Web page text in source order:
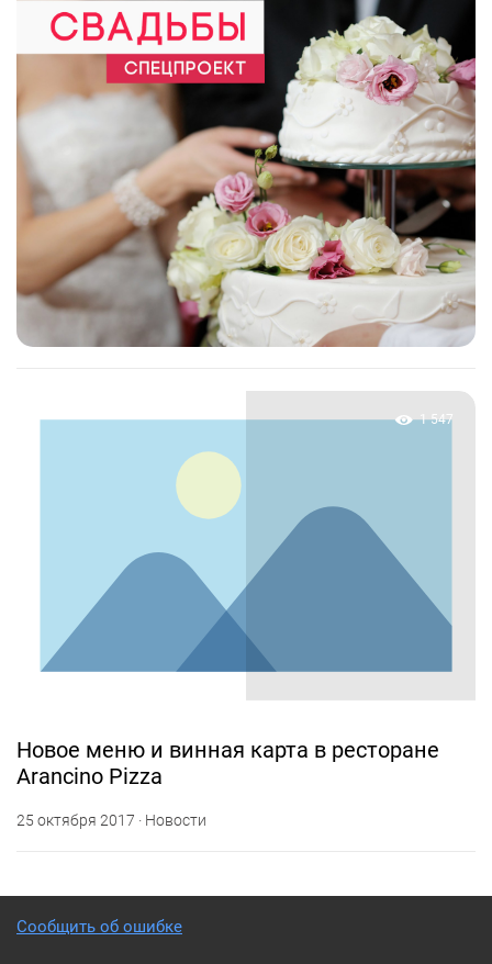
1 547
Новое меню и винная карта в ресторане
Arancino Pizza
25 октября 2017 · Новости
Сообщить об ошибке